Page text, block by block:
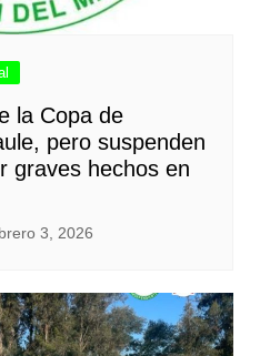
la Copa de
pero suspenden
graves hechos en
3, 2026